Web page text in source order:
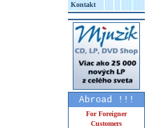
Kontakt
Abroad !!!
For Foreigner
Customers